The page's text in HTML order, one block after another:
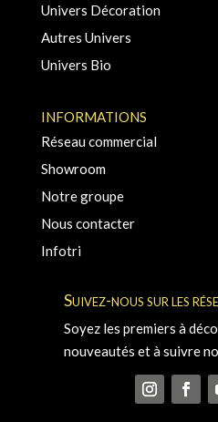
Univers Décoration
Autres Univers
Univers Bio
INFORMATIONS
Réseau commercial
Showroom
Notre groupe
Nous contacter
Infotri
Suivez-nous sur les
Soyez les premiers à
nouveautés et à suivre